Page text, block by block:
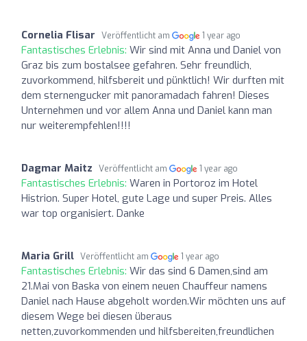
Cornelia Flisar Veröffentlicht am 1 year ago
Fantastisches Erlebnis: Wir sind mit Anna und Daniel von
Graz bis zum bostalsee gefahren. Sehr freundlich,
zuvorkommend, hilfsbereit und pünktlich! Wir durften mit
dem sternengucker mit panoramadach fahren! Dieses
Unternehmen und vor allem Anna und Daniel kann man
nur weiterempfehlen!!!!
Dagmar Maitz Veröffentlicht am 1 year ago
Fantastisches Erlebnis: Waren in Portoroz im Hotel
Histrion. Super Hotel, gute Lage und super Preis. Alles
war top organisiert. Danke
Maria Grill Veröffentlicht am 1 year ago
Fantastisches Erlebnis: Wir das sind 6 Damen,sind am
21.Mai von Baska von einem neuen Chauffeur namens
Daniel nach Hause abgeholt worden.Wir möchten uns auf
diesem Wege bei diesen überaus
netten,zuvorkommenden und hilfsbereiten,freundlichen